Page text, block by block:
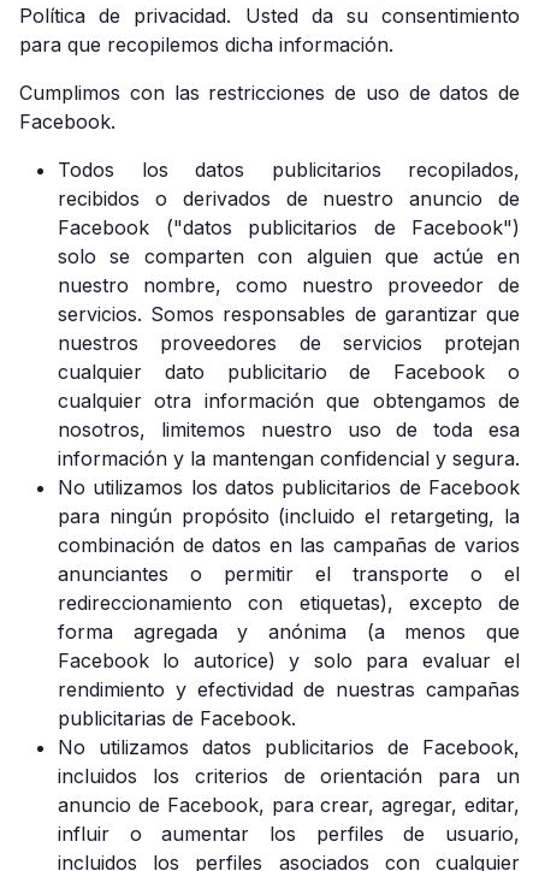
Política de privacidad. Usted da su consentimiento
para que recopilemos dicha información.
Cumplimos con las restricciones de uso de datos de
Facebook.
Todos los datos publicitarios recopilados,
recibidos o derivados de nuestro anuncio de
Facebook ("datos publicitarios de Facebook")
solo se comparten con alguien que actúe en
nuestro nombre, como nuestro proveedor de
servicios. Somos responsables de garantizar que
nuestros proveedores de servicios protejan
cualquier dato publicitario de Facebook o
cualquier otra información que obtengamos de
nosotros, limitemos nuestro uso de toda esa
información y la mantengan confidencial y segura.
No utilizamos los datos publicitarios de Facebook
para ningún propósito (incluido el retargeting, la
combinación de datos en las campañas de varios
anunciantes o permitir el transporte o el
redireccionamiento con etiquetas), excepto de
forma agregada y anónima (a menos que
Facebook lo autorice) y solo para evaluar el
rendimiento y efectividad de nuestras campañas
publicitarias de Facebook.
No utilizamos datos publicitarios de Facebook,
incluidos los criterios de orientación para un
anuncio de Facebook, para crear, agregar, editar,
influir o aumentar los perfiles de usuario,
incluidos los perfiles asociados con cualquier